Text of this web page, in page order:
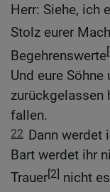
Herr: Siehe, ich
Stolz eurer
Begehrenswerte
Und eure
zurückgelassen
fallen.
22 Dann werdet
Bart werdet ihr
Trauer[2] nicht